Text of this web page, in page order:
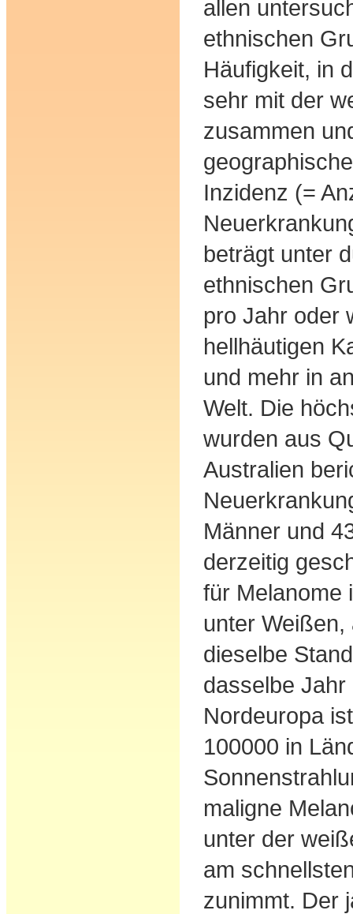
allen
ethnischen
Häufigkeit, in
sehr mit der
zusammen
Inzidenz (=
beträgt unter
ethnischen
pro Jahr oder
hellhäutigen
und mehr in
Welt. Die
wurden aus
Australien
Männer und
derzeitig
für Melanome
unter
dieselbe
dasselbe
Nordeuropa
100000 in
maligne
unter der
am
zunimmt. Der